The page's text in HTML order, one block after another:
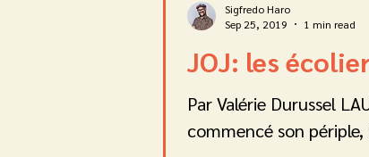
JOJ: les
Par Valérie Durussel
commencé son périple,
Sigfredo Haro
Sep 25, 2019
1 min read